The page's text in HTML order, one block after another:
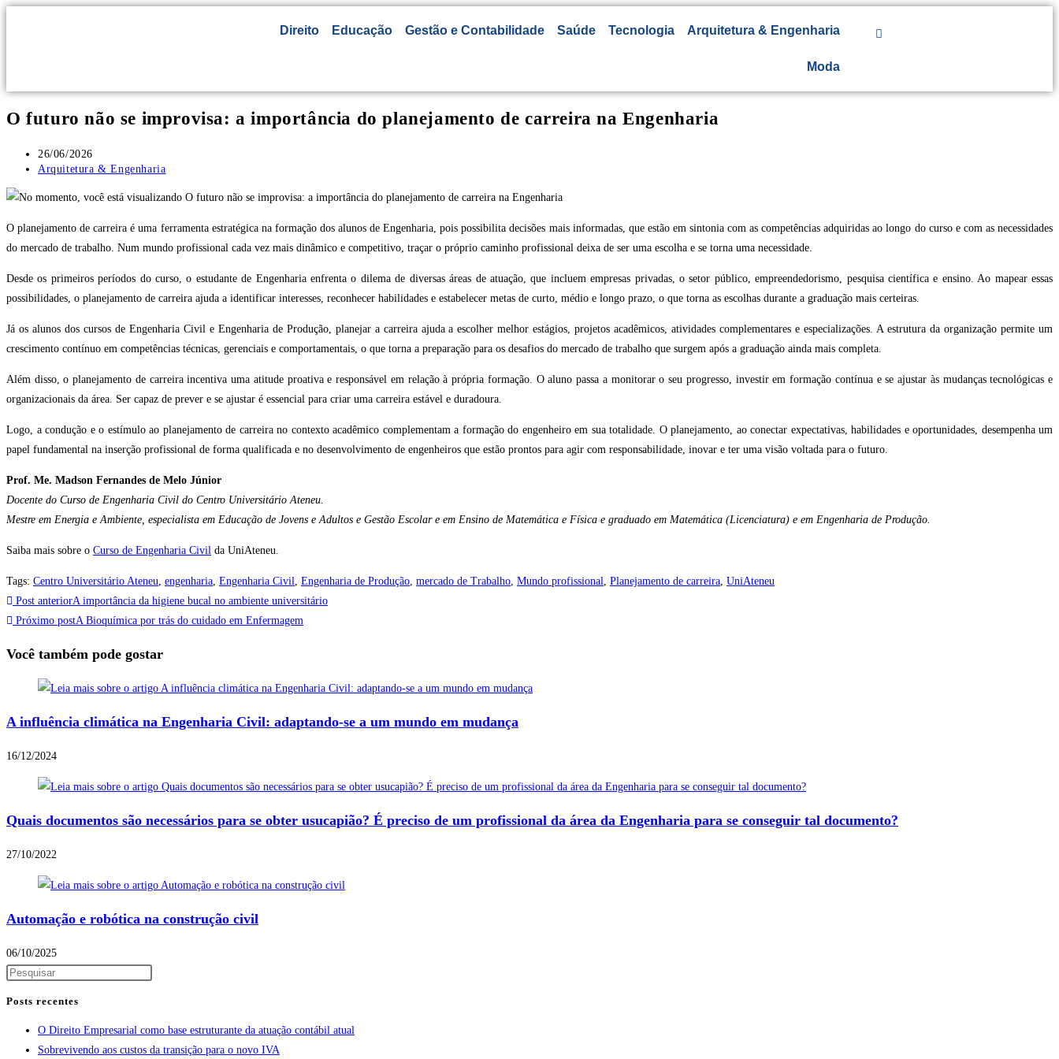
Direito Educação Gestão e Contabilidade Saúde Tecnologia Arquitetura & Engenharia
Moda
O futuro não se improvisa: a importância do planejamento de carreira na Engenharia
26/06/2026
Arquitetura & Engenharia
O planejamento de carreira é uma ferramenta estratégica na formação dos alunos de Engenharia, pois possibilita decisões mais informadas, que estão em sintonia com as competências adquiridas ao longo do curso e com as necessidades
do mercado de trabalho. Num mundo profissional cada vez mais dinâmico e competitivo, traçar o próprio caminho profissional deixa de ser uma escolha e se torna uma necessidade.
Desde os primeiros períodos do curso, o estudante de Engenharia enfrenta o dilema de diversas áreas de atuação, que incluem empresas privadas, o setor público, empreendedorismo, pesquisa científica e ensino. Ao mapear essas
possibilidades, o planejamento de carreira ajuda a identificar interesses, reconhecer habilidades e estabelecer metas de curto, médio e longo prazo, o que torna as escolhas durante a graduação mais certeiras.
Já os alunos dos cursos de Engenharia Civil e Engenharia de Produção, planejar a carreira ajuda a escolher melhor estágios, projetos acadêmicos, atividades complementares e especializações. A estrutura da organização permite um
crescimento contínuo em competências técnicas, gerenciais e comportamentais, o que torna a preparação para os desafios do mercado de trabalho que surgem após a graduação ainda mais completa.
Além disso, o planejamento de carreira incentiva uma atitude proativa e responsável em relação à própria formação. O aluno passa a monitorar o seu progresso, investir em formação contínua e se ajustar às mudanças tecnológicas e
organizacionais da área. Ser capaz de prever e se ajustar é essencial para criar uma carreira estável e duradoura.
Logo, a condução e o estímulo ao planejamento de carreira no contexto acadêmico complementam a formação do engenheiro em sua totalidade. O planejamento, ao conectar expectativas, habilidades e oportunidades, desempenha um
papel fundamental na inserção profissional de forma qualificada e no desenvolvimento de engenheiros que estão prontos para agir com responsabilidade, inovar e ter uma visão voltada para o futuro.
Prof. Me. Madson Fernandes de Melo Júnior
Docente do Curso de Engenharia Civil do Centro Universitário Ateneu.
Mestre em Energia e Ambiente, especialista em Educação de Jovens e Adultos e Gestão Escolar e em Ensino de Matemática e Física e graduado em Matemática (Licenciatura) e em Engenharia de Produção.
Saiba mais sobre o Curso de Engenharia Civil da UniAteneu.
Tags: Centro Universitário Ateneu, engenharia, Engenharia Civil, Engenharia de Produção, mercado de Trabalho, Mundo profissional, Planejamento de carreira, UniAteneu
Post anteriorA importância da higiene bucal no ambiente universitário
Próximo postA Bioquímica por trás do cuidado em Enfermagem
Você também pode gostar
A influência climática na Engenharia Civil: adaptando-se a um mundo em mudança
16/12/2024
Quais documentos são necessários para se obter usucapião? É preciso de um profissional da área da Engenharia para se conseguir tal documento?
27/10/2022
Automação e robótica na construção civil
06/10/2025
Posts recentes
O Direito Empresarial como base estruturante da atuação contábil atual
Sobrevivendo aos custos da transição para o novo IVA